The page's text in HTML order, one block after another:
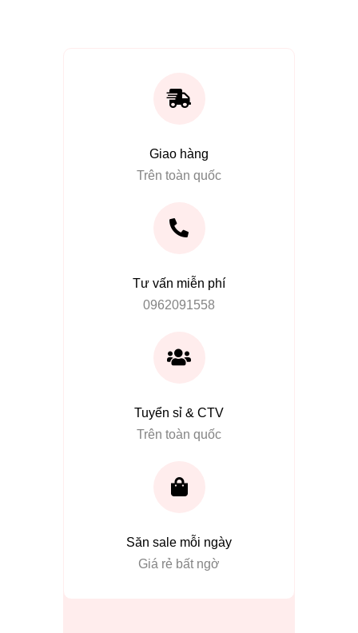
Giao hàng
Trên toàn quốc
Tư vấn miễn phí
0962091558
Tuyển sỉ & CTV
Trên toàn quốc
Săn sale mỗi ngày
Giá rẻ bất ngờ